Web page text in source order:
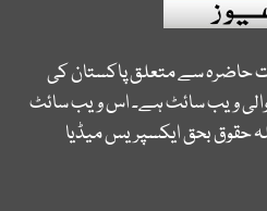
حاضرہ سے متعلق پاکستان کی
ویب سائٹ ہے۔ اس ویب سائٹ
حقوق بحق ایکسپریس میڈیا